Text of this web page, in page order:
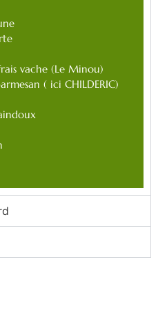
vache (Le Minou)
( ici CHILDERIC)